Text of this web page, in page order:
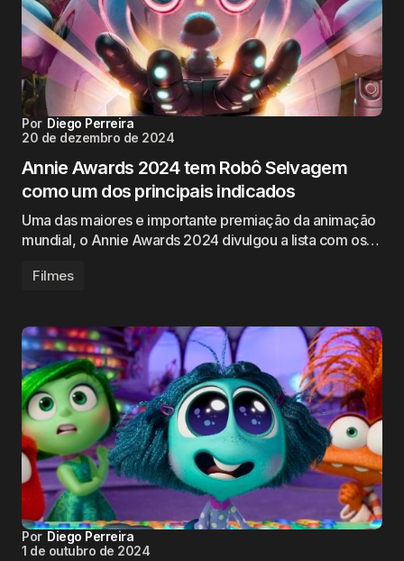
Por Diego Perreira
20 de dezembro de 2024
Annie Awards 2024 tem Robô Selvagem
como um dos principais indicados
Uma das maiores e importante premiação da animação
mundial, o Annie Awards 2024 divulgou a lista com os…
Filmes
Por Diego Perreira
1 de outubro de 2024